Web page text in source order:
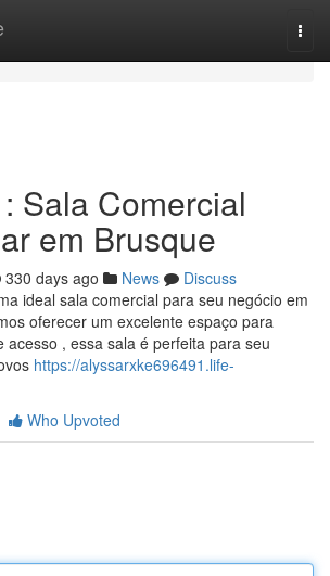
Sala Comercial
em Brusque
330 days ago News
Discuss
ideal sala comercial para seu negócio em
oferecer um excelente espaço para
acesso , essa sala é perfeita para seu
https://alyssarxke696491.life-
Who Upvoted